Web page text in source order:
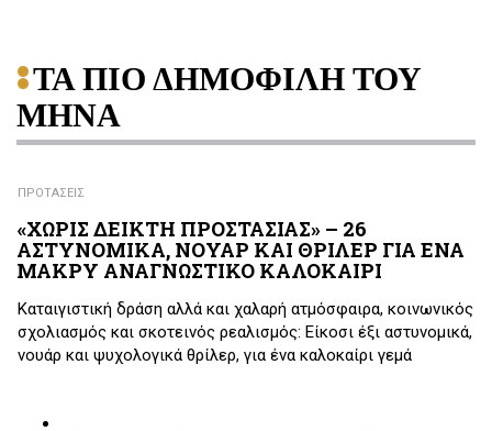
ΤΑ ΠΙΟ ΔΗΜΟΦΙΛΗ ΤΟΥ
ΜΗΝΑ
ΠΡΟΤΑΣΕΙΣ
«ΧΩΡΙΣ ΔΕΙΚΤΗ ΠΡΟΣΤΑΣΙΑΣ» – 26
ΑΣΤΥΝΟΜΙΚΑ, ΝΟΥΑΡ ΚΑΙ ΘΡΙΛΕΡ ΓΙΑ ΕΝΑ
ΜΑΚΡΥ ΑΝΑΓΝΩΣΤΙΚΟ ΚΑΛΟΚΑΙΡΙ
Καταιγιστική δράση αλλά και χαλαρή ατμόσφαιρα, κοινωνικός
σχολιασμός και σκοτεινός ρεαλισμός: Είκοσι έξι αστυνομικά,
νουάρ και ψυχολογικά θρίλερ, για ένα καλοκαίρι γεμά